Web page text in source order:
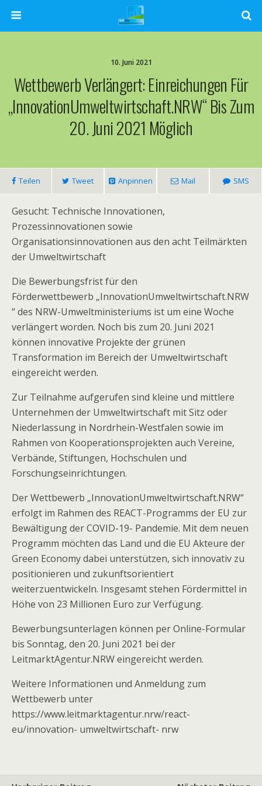
10. Juni 2021
Wettbewerb Verlängert: Einreichungen Für
„InnovationUmweltwirtschaft.NRW“ Bis Zum
20. Juni 2021 Möglich
Teilen Tweet Anpinnen Mail SMS
Gesucht: Technische Innovationen,
Prozessinnovationen sowie
Organisationsinnovationen aus den acht Teilmärkten
der Umweltwirtschaft
Die Bewerbungsfrist für den
Förderwettbewerb „InnovationUmweltwirtschaft.NRW
“ des NRW-Umweltministeriums ist um eine Woche
verlängert worden. Noch bis zum 20. Juni 2021
können innovative Projekte der grünen
Transformation im Bereich der Umweltwirtschaft
eingereicht werden.
Zur Teilnahme aufgerufen sind kleine und mittlere
Unternehmen der Umweltwirtschaft mit Sitz oder
Niederlassung in Nordrhein-Westfalen sowie im
Rahmen von Kooperationsprojekten auch Vereine,
Verbände, Stiftungen, Hochschulen und
Forschungseinrichtungen.
Der Wettbewerb „InnovationUmweltwirtschaft.NRW“
erfolgt im Rahmen des REACT-Programms der EU zur
Bewältigung der COVID-19- Pandemie. Mit dem neuen
Programm möchten das Land und die EU Akteure der
Green Economy dabei unterstützen, sich innovativ zu
positionieren und zukunftsorientiert
weiterzuentwickeln. Insgesamt stehen Fördermittel in
Höhe von 23 Millionen Euro zur Verfügung.
Bewerbungsunterlagen können per Online-Formular
bis Sonntag, den 20. Juni 2021 bei der
LeitmarktAgentur.NRW eingereicht werden.
Weitere Informationen und Anmeldung zum
Wettbewerb unter
https://www.leitmarktagentur.nrw/react-
eu/innovation- umweltwirtschaft- nrw